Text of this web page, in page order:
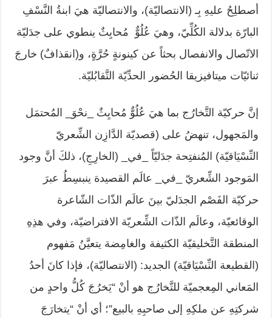
أصطلِحُ عليهِ بِـ (الانتصاليّة)، والانتصاليّة هيَ ابنةُ النَّسْفِ
البارّة بدلالة الكُلِّيّ، وهيَ عُلُوٌّ مُحايِثٌ ينطوي على جدَليّة
الاتّصال والانفصال بحثاً عن كينونةٍ حُرَّةٍ، و(انقذافٌ) خارجَ
ثنائيّات ميتافيزيقا الحُضور الحدِّيّة التَّقابُليّة.
إنَّ حركيّة التَّخارُج بما هيَ عُلُوٌّ مُحايِثٌ _نحْوَ_ المُحتمَل
والمَجهول، تنهضُ على (قصديّة الدَّازِن الشِّعريّ
النِّسْيَاقيّة) المُنفتِحة جدَليّاً _في_ (الخارِجِ)، ذلكَ أنَّ وجود
المَوجود الشِّعريّ _في_ عالَم القصيدة ينبسِطُ عبرَ
حركيّة الفَصْم الجدَليّ بينَ عالَم الذّات الشّاعرة
الوقائعيّة، وعالَم الذّات الشِّعريّة الافتراضيّة، وفي هذِهِ
المنطقة التَّخليقيّة الكثيفة والغامِضة يتعيَّنُ مَفهوم
(القطيعة النِّسْيَاقيّة) الجديد: (الانتصاليّة)، فإذا كانَ أحدُ
المَعاني المِعجميّة للتَّخارُج هو أنْ “يَخرُجَ كُلُّ واحدٍ من
شركتِهِ عن ملكِهِ إلى صاحبِهِ بالبيع”؛ أي أنْ “يتخارَجَ